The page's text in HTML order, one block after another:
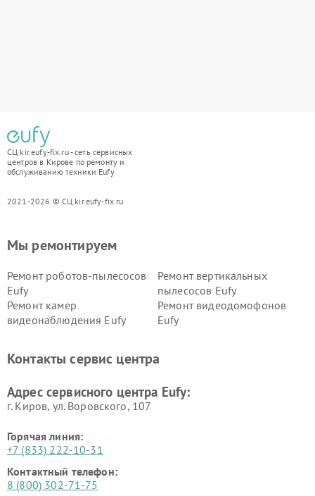
СЦ kir.eufy-fix.ru - сеть сервисных
центров в Кирове по ремонту и
обслуживанию техники Eufy
2021-2026 © СЦ kir.eufy-fix.ru
Мы ремонтируем
Ремонт роботов-пылесосов
Eufy
Ремонт вертикальных
пылесосов Eufy
Ремонт камер
видеонаблюдения Eufy
Ремонт видеодомофонов
Eufy
Контакты сервис центра
Адрес сервисного центра Eufy:
г. Киров, ул. Воровского, 107
Горячая линия:
+7 (833) 222-10-31
Контактный телефон:
8 (800) 302-71-75